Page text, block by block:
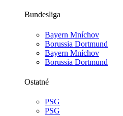
Bundesliga
Bayern Mníchov
Borussia Dortmund
Bayern Mníchov
Borussia Dortmund
Ostatné
PSG
PSG